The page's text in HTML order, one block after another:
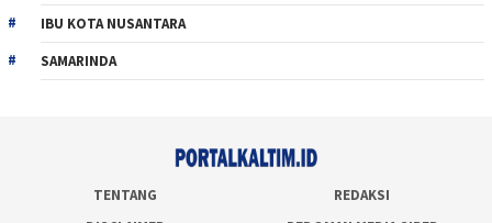
IBU KOTA NUSANTARA
SAMARINDA
TENTANG
REDAKSI